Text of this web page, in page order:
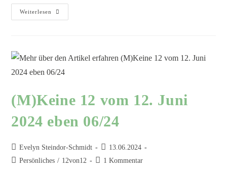
Weiterlesen
(M)Keine 12 vom 12. Juni
2024 eben 06/24
Evelyn Steindor-Schmidt
13.06.2024
Persönliches / 12von12 1 Kommentar